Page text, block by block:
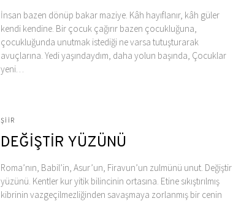
İnsan bazen dönüp bakar maziye. Kâh hayıflanır, kâh güler
kendi kendine. Bir çocuk çağırır bazen çocukluğuna,
çocukluğunda unutmak istediği ne varsa tutuşturarak
avuçlarına. Yedi yaşındaydım, daha yolun başında, Çocuklar
yeni…
ŞIIR
DEĞİŞTİR YÜZÜNÜ
Roma’nın, Babil’in, Asur’un, Firavun’un zulmünü unut. Değiştir
yüzünü. Kentler kur yitik bilincinin ortasına. Etine sıkıştırılmış
kibrinin vazgeçilmezliğinden savaşmaya zorlanmış bir cenin